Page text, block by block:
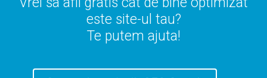
este site-ul tau?
Te putem ajuta!